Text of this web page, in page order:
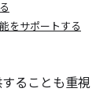
をサポートする
ることも重視